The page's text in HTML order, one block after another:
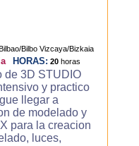
HORAS: 20 horas
de 3D STUDIO
y practico
llegar a
de modelado y
para la creacion
luces,